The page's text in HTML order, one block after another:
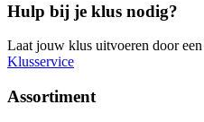
Hulp bij je klus nodig?
Laat jouw klus uitvoeren door
Klusservice
Assortiment